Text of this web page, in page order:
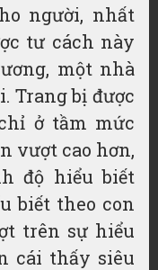
người, nhất
tư cách này
một nhà
Trang bị được
ở tầm mức
vượt cao hơn,
độ hiểu biết
biết theo con
trên sự hiểu
cái thấy siêu